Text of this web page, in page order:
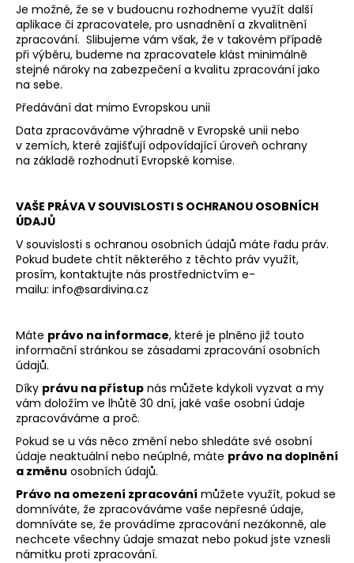
Je možné, že se v budoucnu rozhodneme využít další
aplikace či zpracovatele, pro usnadnění a zkvalitnění
zpracování. Slibujeme vám však, že v takovém případě
při výběru, budeme na zpracovatele klást minimálně
stejné nároky na zabezpečení a kvalitu zpracování jako
na sebe.
Předávání dat mimo Evropskou unii
Data zpracováváme výhradně v Evropské unii nebo
v zemích, které zajišťují odpovídající úroveň ochrany
na základě rozhodnutí Evropské komise.
VAŠE PRÁVA V SOUVISLOSTI S OCHRANOU OSOBNÍCH
ÚDAJŮ
V souvislosti s ochranou osobních údajů máte řadu práv.
Pokud budete chtít některého z těchto práv využít,
prosím, kontaktujte nás prostřednictvím e-
mailu: info@sardivina.cz
Máte právo na informace, které je plněno již touto
informační stránkou se zásadami zpracování osobních
údajů.
Díky právu na přístup nás můžete kdykoli vyzvat a my
vám doložím ve lhůtě 30 dní, jaké vaše osobní údaje
zpracováváme a proč.
Pokud se u vás něco změní nebo shledáte své osobní
údaje neaktuální nebo neúplné, máte právo na doplnění
a změnu osobních údajů.
Právo na omezení zpracování můžete využít, pokud se
domníváte, že zpracováváme vaše nepřesné údaje,
domníváte se, že provádíme zpracování nezákonně, ale
nechcete všechny údaje smazat nebo pokud jste vznesli
námitku proti zpracování.